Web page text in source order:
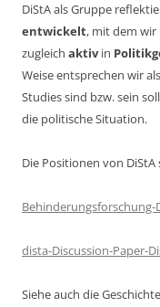
DiStA als Gruppe
entwickelt, mit dem
zugleich aktivin
Weise entsprechen wir
Studies sind bzw. sein
die politische Situation.
Die Positionen von DiStA
Behinderungsforschung-
dista-Discussion-Paper-
Siehe auch die